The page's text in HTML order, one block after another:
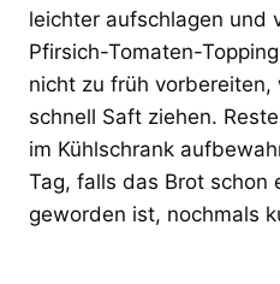
leichter aufschlagen und
Pfirsich-Tomaten-
nicht zu früh vorbereiten,
schnell Saft ziehen.
im Kühlschrank
Tag, falls das Brot schon
geworden ist, nochmals